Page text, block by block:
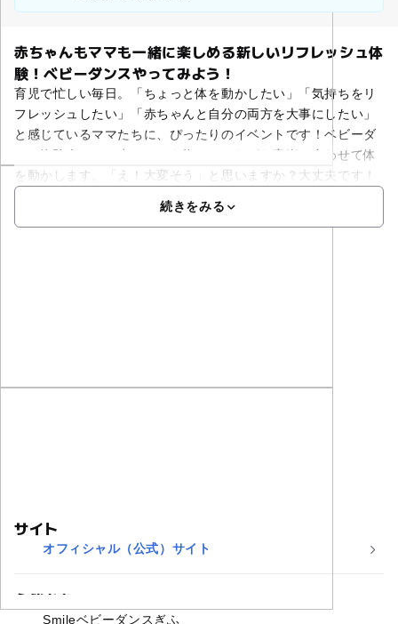
赤ちゃんもママも一緒に楽しめる新しいリフレッシュ体
験！ベビーダンスやってみよう！
育児で忙しい毎日。「ちょっと体を動かしたい」「気持ちをリ
フレッシュしたい」「赤ちゃんと自分の両方を大事にしたい」
と感じているママたちに、ぴったりのイベントです！ベビーダ
ンス体験会では、赤ちゃんを抱っこしながら音楽に合わせて体
を動かします。「え！大変そう」と思いますか？大丈夫です！
続きをみる
サイト
オフィシャル（公式）サイト
主催者名
Smileベビーダンスぎふ